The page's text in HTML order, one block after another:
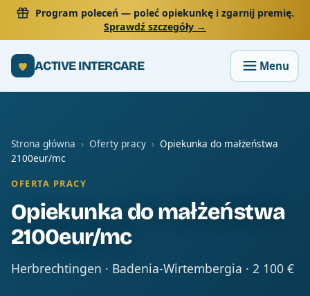
Program poleceń— poleć opiekunkę i zgarnij premię.
Sprawdź szczegóły →
ACTIVE INTERCARE
Strona główna › Oferty pracy › Opiekunka do małżeństwa
2100eur/mc
OFERTA PRACY
Opiekunka do małżeństwa
2100eur/mc
Herbrechtingen · Badenia-Wirtembergia · 2 100 €